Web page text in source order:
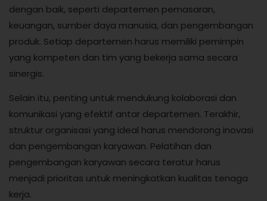
dengan baik, seperti departemen pemasaran,
keuangan, sumber daya manusia, dan pengembangan
produk. Setiap departemen harus memiliki pemimpin
yang kompeten dan tim yang bekerja sama secara
sinergis.
Selain itu, penting untuk mendukung kolaborasi dan
komunikasi yang efektif antar departemen. Terakhir,
struktur organisasi yang ideal harus mendorong inovasi
dan pengembangan karyawan. Pelatihan dan
pengembangan karyawan secara teratur harus
menjadi prioritas untuk meningkatkan kualitas tenaga
kerja.